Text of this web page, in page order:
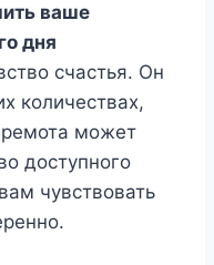
ваше
дня
счастья. Он
количествах,
может
доступного
чувствовать